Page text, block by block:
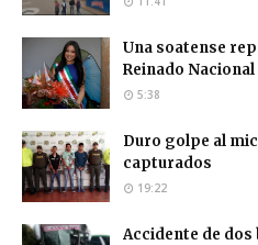
Una soatense
Reinado
5:38
Duro golpe al
capturados
19:22
Accidente de dos